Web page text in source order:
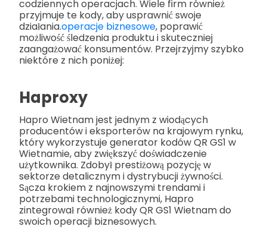
codziennych operacjach. Wiele firm również
przyjmuje te kody, aby usprawnić swoje
działania.operacje biznesowe, poprawić
możliwość śledzenia produktu i skuteczniej
zaangażować konsumentów. Przejrzyjmy szybko
niektóre z nich poniżej:
Haproxy
Hapro Wietnam jest jednym z wiodących
producentów i eksporterów na krajowym rynku,
który wykorzystuje generator kodów QR GS1 w
Wietnamie, aby zwiększyć doświadczenie
użytkownika. Zdobył prestiżową pozycję w
sektorze detalicznym i dystrybucji żywności.
Sącza krokiem z najnowszymi trendami i
potrzebami technologicznymi, Hapro
zintegrował również kody QR GS1 Wietnam do
swoich operacji biznesowych.